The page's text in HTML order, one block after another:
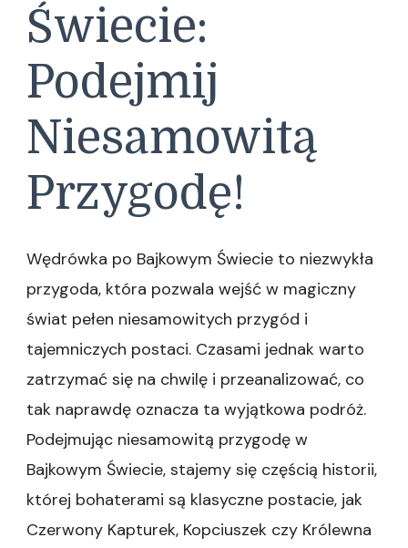
Świecie:
Podejmij
Niesamowitą
Przygodę!
Wędrówka po Bajkowym Świecie to niezwykła
przygoda, która pozwala wejść w magiczny
świat pełen niesamowitych przygód i
tajemniczych postaci. Czasami jednak warto
zatrzymać się na chwilę i przeanalizować, co
tak naprawdę oznacza ta wyjątkowa podróż.
Podejmując niesamowitą przygodę w
Bajkowym Świecie, stajemy się częścią historii,
której bohaterami są klasyczne postacie, jak
Czerwony Kapturek, Kopciuszek czy Królewna